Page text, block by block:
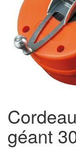
géant